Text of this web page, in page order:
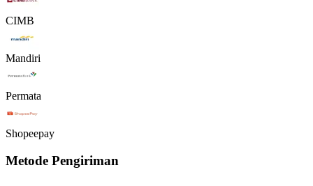
CIMB
Mandiri
Permata
Shopeepay
Metode Pengiriman